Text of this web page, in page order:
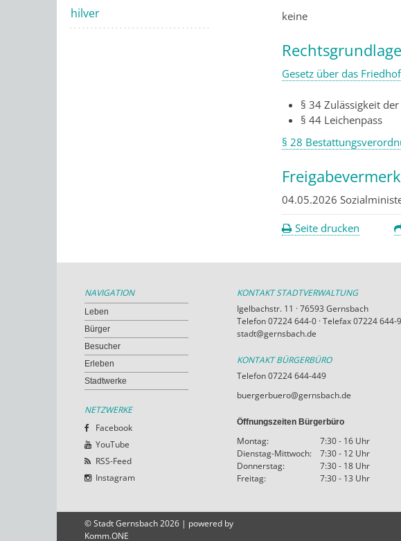
hilver
keine
Rechtsgrundlage
Gesetz über das
§ 34 Zulässigkeit
§ 44 Leichenpass
§ 28
Freigabevermerk
04.05.2026
Seite drucken
NAVIGATION
Leben
Bürger
Besucher
Erleben
Stadtwerke
NETZWERKE
Facebook
YouTube
RSS-Feed
Instagram
KONTAKT STADTVERWALTUNG
Igelbachstr. 11 · 76593 Gernsbach
Telefon 07224 644-0 · Telefax 07224 644-
stadt@gernsbach.de
KONTAKT BÜRGERBÜRO
Telefon 07224 644-449
buergerbuero@gernsbach.de
Öffnungszeiten Bürgerbüro
Montag:
7:30 - 16 Uhr
Dienstag-Mittwoch:
7:30 - 12 Uhr
Donnerstag:
7:30 - 18 Uhr
Freitag:
7:30 - 13 Uhr
© Stadt Gernsbach 2026 | powered by
Komm.ONE